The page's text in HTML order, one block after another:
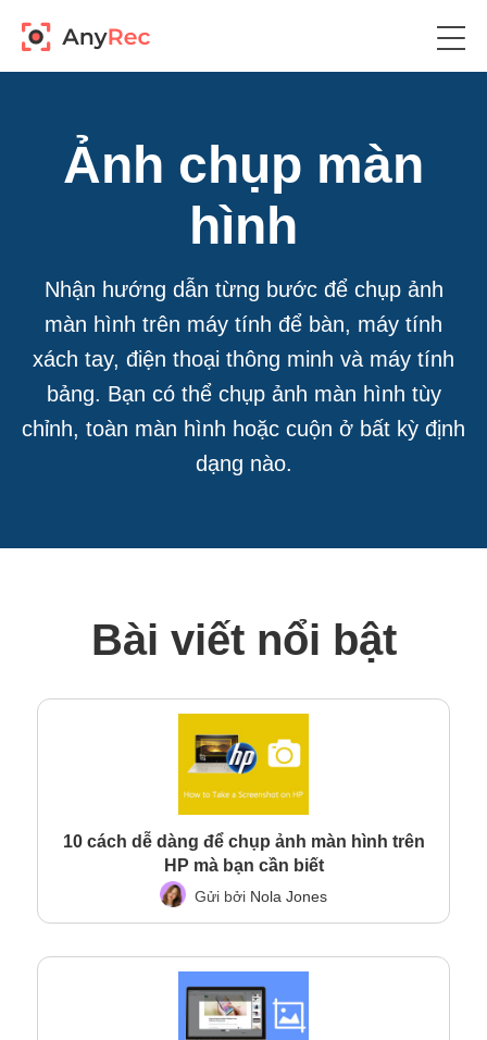
Ảnh chụp màn
hình
Nhận hướng dẫn từng bước để chụp ảnh
màn hình trên máy tính để bàn, máy tính
xách tay, điện thoại thông minh và máy tính
bảng. Bạn có thể chụp ảnh màn hình tùy
chỉnh, toàn màn hình hoặc cuộn ở bất kỳ định
dạng nào.
Bài viết nổi bật
10 cách dễ dàng để chụp ảnh màn hình trên
HP mà bạn cần biết
Gửi bởi Nola Jones